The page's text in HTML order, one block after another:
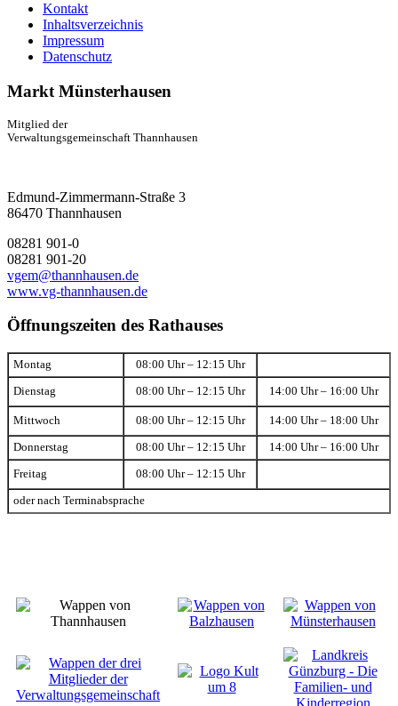
Kontakt
Inhaltsverzeichnis
Impressum
Datenschutz
Markt Münsterhausen
Mitglied der
Verwaltungsgemeinschaft Thannhausen
Edmund-Zimmermann-Straße 3
86470 Thannhausen
08281 901-0
08281 901-20
vgem@thannhausen.de
www.vg-thannhausen.de
Öffnungszeiten des Rathauses
Montag 08:00 Uhr – 12:15 Uhr
Dienstag 08:00 Uhr – 12:15 Uhr 14:00 Uhr – 16:00 Uhr
Mittwoch 08:00 Uhr – 12:15 Uhr 14:00 Uhr – 18:00 Uhr
Donnerstag 08:00 Uhr – 12:15 Uhr 14:00 Uhr – 16:00 Uhr
Freitag 08:00 Uhr – 12:15 Uhr
oder nach Terminabsprache